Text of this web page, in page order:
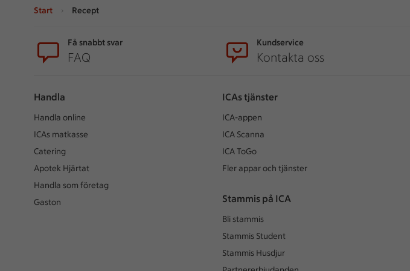
Start Recept
Få snabbt svar
FAQ
Kundservice
Kontakta oss
Handla
Handla online
ICAs matkasse
Catering
Apotek Hjärtat
Handla som företag
Gaston
ICAs tjänster
ICA-appen
ICA Scanna
ICA ToGo
Fler appar och tjänster
Stammis på ICA
Bli stammis
Stammis Student
Stammis Husdjur